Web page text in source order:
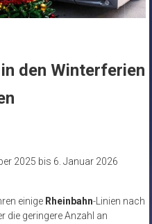
den Winterferien
2025 bis 6. Januar 2026
einige Rheinbahn-Linien nach
die geringere Anzahl an